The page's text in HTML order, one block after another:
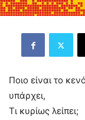
Ποιο είναι το
υπάρχει,
Τι κυρίως λείπει;